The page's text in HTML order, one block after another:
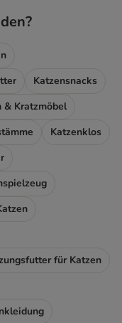
Katzensnacks
& Kratzmöbel
Katzenklos
für Katzen